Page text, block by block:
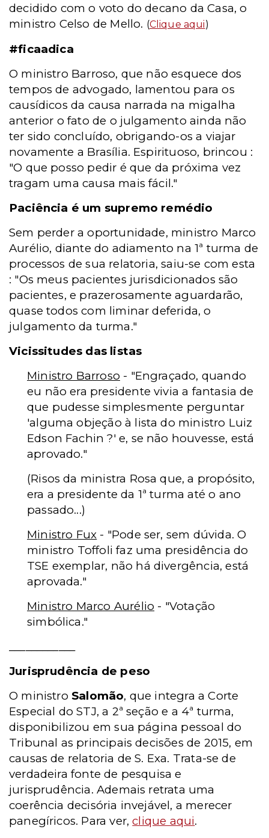
decidido com o voto do decano da Casa, o
ministro Celso de Mello. (Clique aqui)
#ficaadica
O ministro Barroso, que não esquece dos
tempos de advogado, lamentou para os
causídicos da causa narrada na migalha
anterior o fato de o julgamento ainda não
ter sido concluído, obrigando-os a viajar
novamente a Brasília. Espirituoso, brincou :
"O que posso pedir é que da próxima vez
tragam uma causa mais fácil."
Paciência é um supremo remédio
Sem perder a oportunidade, ministro Marco
Aurélio, diante do adiamento na 1ª turma de
processos de sua relatoria, saiu-se com esta
: "Os meus pacientes jurisdicionados são
pacientes, e prazerosamente aguardarão,
quase todos com liminar deferida, o
julgamento da turma."
Vicissitudes das listas
Ministro Barroso - "Engraçado, quando
eu não era presidente vivia a fantasia de
que pudesse simplesmente perguntar
'alguma objeção à lista do ministro Luiz
Edson Fachin ?' e, se não houvesse, está
aprovado."
(Risos da ministra Rosa que, a propósito,
era a presidente da 1ª turma até o ano
passado...)
Ministro Fux - "Pode ser, sem dúvida. O
ministro Toffoli faz uma presidência do
TSE exemplar, não há divergência, está
aprovada."
Ministro Marco Aurélio - "Votação
simbólica."
Jurisprudência de peso
O ministroSalomão, que integra a Corte
Especial do STJ, a 2ª seção e a 4ª turma,
disponibilizou em sua página pessoal do
Tribunal as principais decisões de 2015, em
causas de relatoria de S. Exa. Trata-se de
verdadeira fonte de pesquisa e
jurisprudência. Ademais retrata uma
coerência decisória invejável, a merecer
panegíricos. Para ver,clique aqui.